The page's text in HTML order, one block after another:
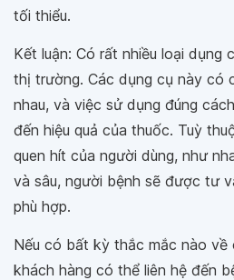
tối thiểu.
Kết luận: Có rất nhiều loại dụng
thị trường. Các dụng cụ này có
nhau, và việc sử dụng đúng
đến hiệu quả của thuốc. Tuỳ
quen hít của người dùng, như
và sâu, người bệnh sẽ được tư
phù hợp.
Nếu có bất kỳ thắc mắc nào
khách hàng có thể liên hệ đến